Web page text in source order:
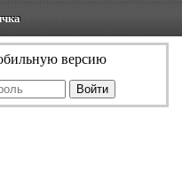
версию